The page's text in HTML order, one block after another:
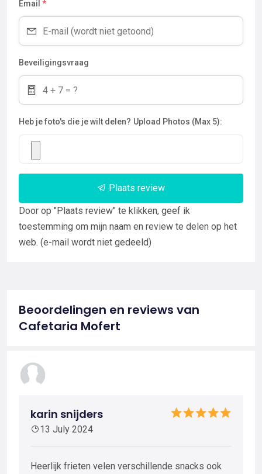
Email *
Beveiligingsvraag
Heb je foto's die je wilt delen? Upload Photos (Max 5):
Plaats review
Door op "Plaats review" te klikken, geef ik
toestemming om mijn naam en review te delen op het
web. (e-mail wordt niet gedeeld)
Beoordelingen en reviews van
Cafetaria Mofert
karin snijders
13 July 2024
Heerlijk frieten velen verschillende snacks ook